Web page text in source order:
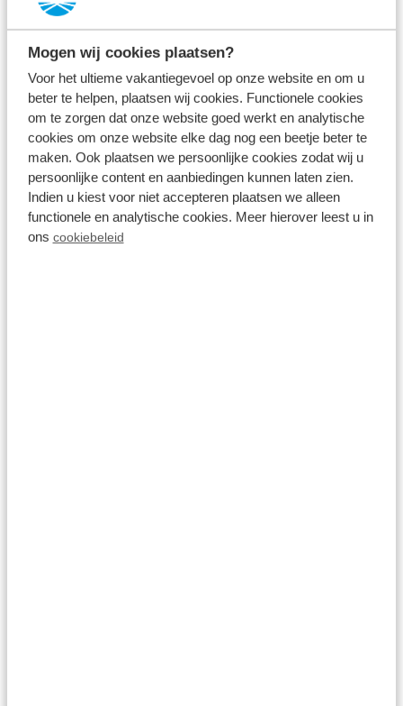
Mogen wij cookies plaatsen?
Voor het ultieme vakantiegevoel op onze website en om u
beter te helpen, plaatsen wij cookies. Functionele cookies
om te zorgen dat onze website goed werkt en analytische
cookies om onze website elke dag nog een beetje beter te
maken. Ook plaatsen we persoonlijke cookies zodat wij u
persoonlijke content en aanbiedingen kunnen laten zien.
Indien u kiest voor niet accepteren plaatsen we alleen
functionele en analytische cookies. Meer hierover leest u in
ons cookiebeleid
2 Gäste
Unterkünfte ansehen
Mehr Infos zum Ferienpark